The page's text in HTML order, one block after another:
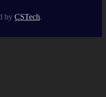
by CSTech.